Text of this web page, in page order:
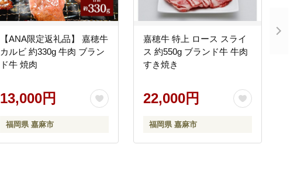
【ANA限定返礼品】 嘉穂牛
カルビ 約330g 牛肉 ブラン
ド牛 焼肉
13,000円
福岡県 嘉麻市
嘉穂牛 特上 ロース スライ
ス 約550g ブランド牛 牛肉
すき焼き
22,000円
福岡県 嘉麻市